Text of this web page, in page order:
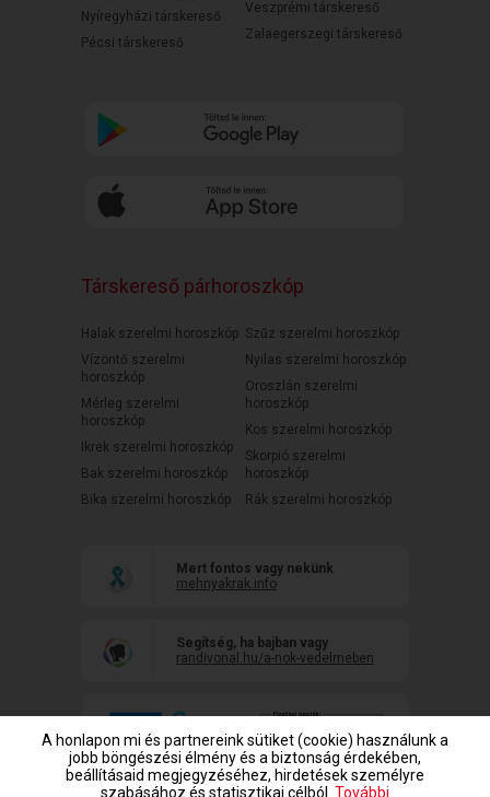
Nyíregyházi társkereső
Pécsi társkereső
Veszprémi társkereső
Zalaegerszegi társkereső
Társkereső párhoroszkóp
Halak szerelmi horoszkóp
Vízöntő szerelmi
horoszkóp
Mérleg szerelmi
horoszkóp
Ikrek szerelmi horoszkóp
Bak szerelmi horoszkóp
Bika szerelmi horoszkóp
Szűz szerelmi horoszkóp
Nyilas szerelmi horoszkóp
Oroszlán szerelmi
horoszkóp
Kos szerelmi horoszkóp
Skorpió szerelmi
horoszkóp
Rák szerelmi horoszkóp
Mert fontos vagy nekünk
mehnyakrak.info
Segítség, ha bajban vagy
randivonal.hu/a-nok-vedelmeben
A honlapon mi és partnereink sütiket (cookie) használunk a
jobb böngészési élmény és a biztonság érdekében,
beállításaid megjegyzéséhez, hirdetések személyre
szabásához és statisztikai célból. További